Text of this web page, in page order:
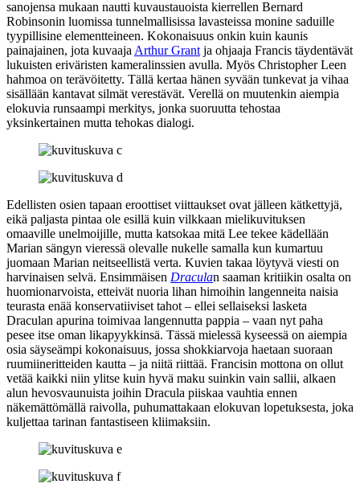
sanojensa mukaan nautti kuvaustauoista kierrellen Bernard
Robinsonin luomissa tunnelmallisissa lavasteissa monine saduille
tyypillisine elementteineen. Kokonaisuus onkin kuin kaunis
painajainen, jota kuvaaja Arthur Grant ja ohjaaja Francis täydentävät
lukuisten eriväristen kameralinssien avulla. Myös Christopher Leen
hahmoa on terävöitetty. Tällä kertaa hänen syvään tunkevat ja vihaa
sisällään kantavat silmät verestävät. Verellä on muutenkin aiempia
elokuvia runsaampi merkitys, jonka suoruutta tehostaa
yksinkertainen mutta tehokas dialogi.
Edellisten osien tapaan eroottiset viittaukset ovat jälleen kätkettyjä,
eikä paljasta pintaa ole esillä kuin vilkkaan mielikuvituksen
omaaville unelmoijille, mutta katsokaa mitä Lee tekee kädellään
Marian sängyn vieressä olevalle nukelle samalla kun kumartuu
juomaan Marian neitseellistä verta. Kuvien takaa löytyvä viesti on
harvinaisen selvä. Ensimmäisen Draculan saaman kritiikin osalta on
huomionarvoista, etteivät nuoria lihan himoihin langenneita naisia
teurasta enää konservatiiviset tahot – ellei sellaiseksi lasketa
Draculan apurina toimivaa langennutta pappia – vaan nyt paha
pesee itse oman likapyykkinsä. Tässä mielessä kyseessä on aiempia
osia säyseämpi kokonaisuus, jossa shokkiarvoja haetaan suoraan
ruumiineritteiden kautta – ja niitä riittää. Francisin mottona on ollut
vetää kaikki niin ylitse kuin hyvä maku suinkin vain sallii, alkaen
alun hevosvaunuista joihin Dracula piiskaa vauhtia ennen
näkemättömällä raivolla, puhumattakaan elokuvan lopetuksesta, joka
kuljettaa tarinan fantastiseen kliimaksiin.